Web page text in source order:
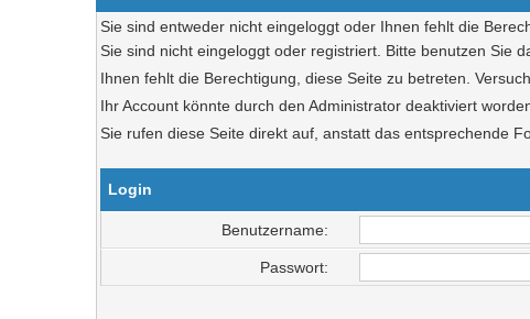
Sie sind entweder nicht eingeloggt oder Ihnen fehlt die
Sie sind nicht eingeloggt oder registriert. Bitte benutzen Sie
Ihnen fehlt die Berechtigung, diese Seite zu betreten.
Ihr Account könnte durch den Administrator deaktiviert
Sie rufen diese Seite direkt auf, anstatt das entsprechende
Login
Benutzername:
Passwort: